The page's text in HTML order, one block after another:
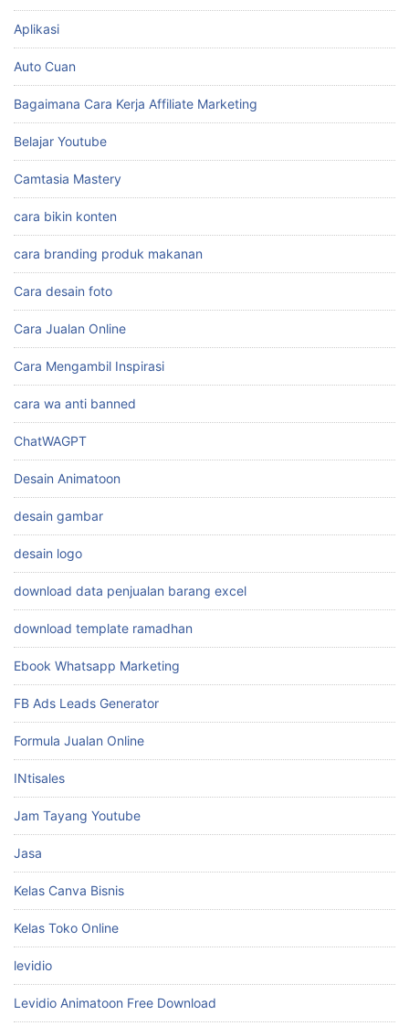
Aplikasi
Auto Cuan
Bagaimana Cara Kerja Affiliate Marketing
Belajar Youtube
Camtasia Mastery
cara bikin konten
cara branding produk makanan
Cara desain foto
Cara Jualan Online
Cara Mengambil Inspirasi
cara wa anti banned
ChatWAGPT
Desain Animatoon
desain gambar
desain logo
download data penjualan barang excel
download template ramadhan
Ebook Whatsapp Marketing
FB Ads Leads Generator
Formula Jualan Online
INtisales
Jam Tayang Youtube
Jasa
Kelas Canva Bisnis
Kelas Toko Online
levidio
Levidio Animatoon Free Download